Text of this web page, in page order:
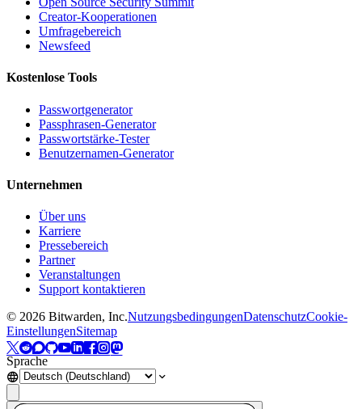
Creator-Kooperationen
Umfragebereich
Newsfeed
Kostenlose Tools
Passwortgenerator
Passphrasen-Generator
Passwortstärke-Tester
Benutzernamen-Generator
Unternehmen
Über uns
Karriere
Pressebereich
Partner
Veranstaltungen
Support kontaktieren
© 2026 Bitwarden, Inc.NutzungsbedingungenDatenschutzCookie-
EinstellungenSitemap
Sprache